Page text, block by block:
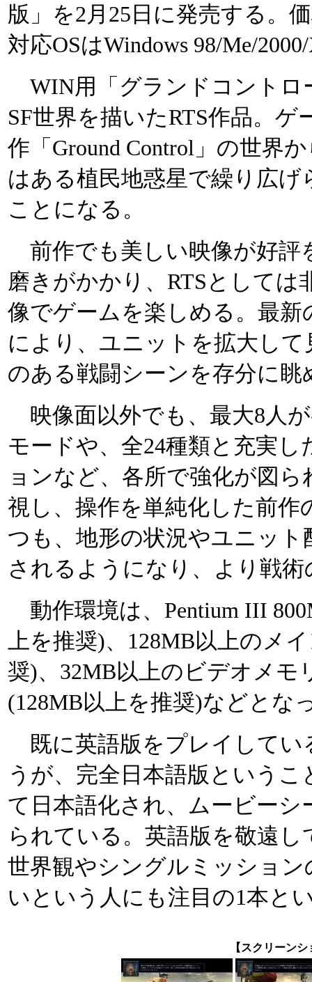
版」を2月25日に発売する。
対応OSはWindows 98/Me/
WIN用「グランドコントロ
SF世界を描いたRTS作品。
作「Ground Control」の世界
はある植民地惑星で繰り広
ことになる。
前作でも美しい映像が好評
磨きがかかり、RTSとして
像でゲームを楽しめる。最新
により、ユニットを拡大し
のある戦闘シーンを存分に
映像面以外でも、最大8人
モードや、全24種類と充実
ョンなど、各所で強化が図
視し、操作を単純化した前
つも、地形の状況やユニッ
されるようになり、より戦
動作環境は、Pentium III
上を推奨)、128MB以上のメ
奨)、32MB以上のビデオメモ
(128MB以上を推奨)などとな
既に英語版をプレイしてい
うが、完全日本語版という
て日本語化され、ムービー
られている。英語版を敬遠
世界観やシングルミッショ
いという人にも注目の1本と
【スクリーン